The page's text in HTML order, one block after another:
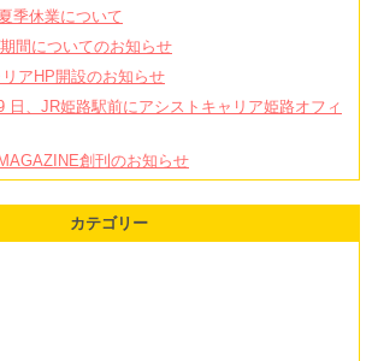
季休業について
間についてのお知らせ
アHP開設のお知らせ
日、JR姫路駅前にアシストキャリア姫路オフィ
創刊のお知らせ
カテゴリー